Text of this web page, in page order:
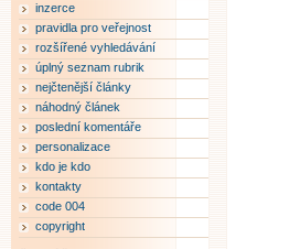
inzerce
pravidla pro veřejnost
rozšířené vyhledávání
úplný seznam rubrik
nejčtenější články
náhodný článek
poslední komentáře
personalizace
kdo je kdo
kontakty
code 004
copyright